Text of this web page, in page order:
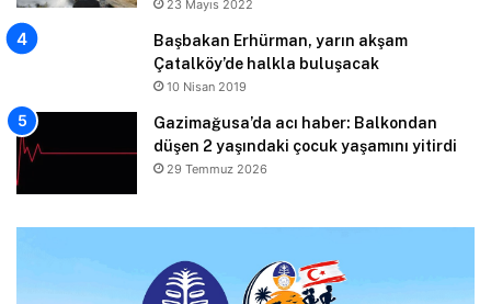
23 Mayıs 2022
Başbakan Erhürman, yarın akşam
Çatalköy’de halkla buluşacak
10 Nisan 2019
Gazimağusa’da acı haber: Balkondan
düşen 2 yaşındaki çocuk yaşamını yitirdi
29 Temmuz 2026